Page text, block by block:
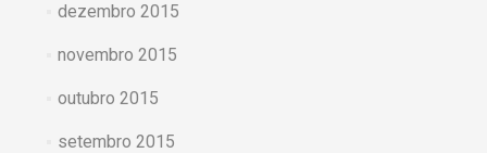
dezembro 2015
novembro 2015
outubro 2015
setembro 2015